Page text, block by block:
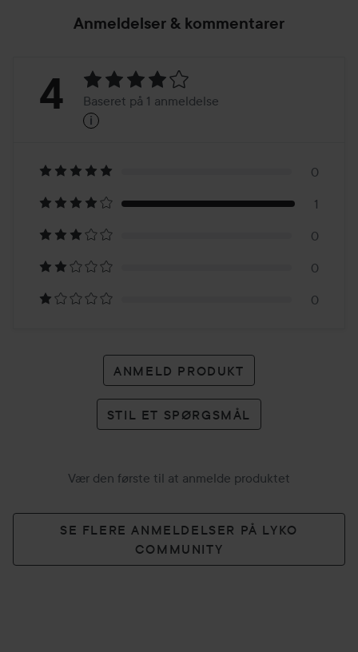
Anmeldelser & kommentarer
Bedømmelse:
Baseret
på
1
anmeldelse
4 Baseret på 1 anmeldelse
i
0
1
0
0
0
ANMELD PRODUKT
STIL ET SPØRGSMÅL
Vær den første til at anmelde produktet
SE FLERE ANMELDELSER PÅ LYKO
COMMUNITY